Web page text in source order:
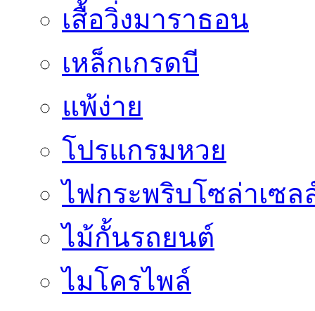
เสื้อวิ่งมาราธอน
เหล็กเกรดบี
แพ้ง่าย
โปรแกรมหวย
ไฟกระพริบโซล่าเซล
ไม้กั้นรถยนต์
ไมโครไพล์